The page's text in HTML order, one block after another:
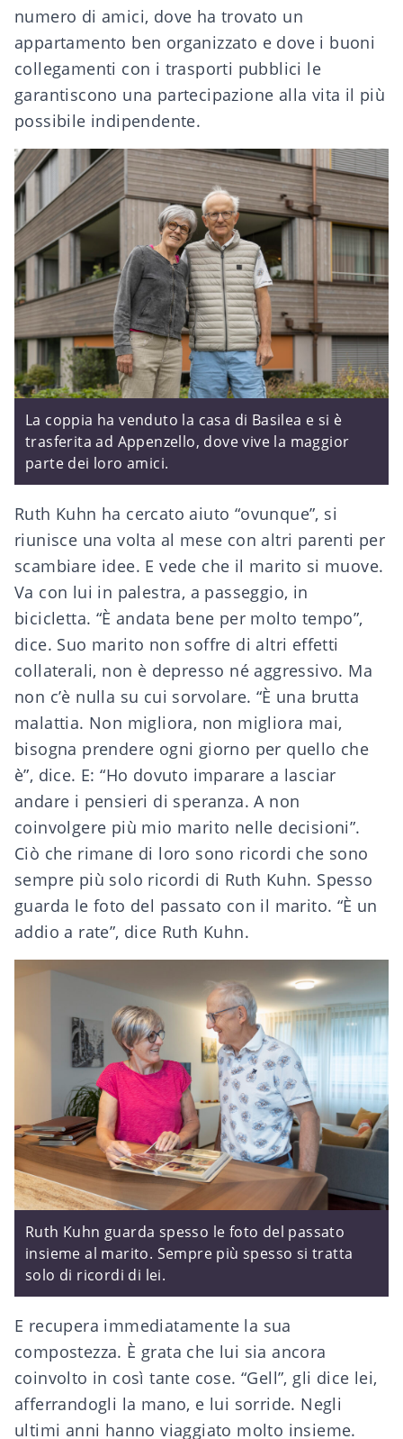
numero di amici, dove ha trovato un
appartamento ben organizzato e dove i buoni
collegamenti con i trasporti pubblici le
garantiscono una partecipazione alla vita il più
possibile indipendente.
La coppia ha venduto la casa di Basilea e si è
trasferita ad Appenzello, dove vive la maggior
parte dei loro amici.
Ruth Kuhn ha cercato aiuto “ovunque”, si
riunisce una volta al mese con altri parenti per
scambiare idee. E vede che il marito si muove.
Va con lui in palestra, a passeggio, in
bicicletta. “È andata bene per molto tempo”,
dice. Suo marito non soffre di altri effetti
collaterali, non è depresso né aggressivo. Ma
non c’è nulla su cui sorvolare. “È una brutta
malattia. Non migliora, non migliora mai,
bisogna prendere ogni giorno per quello che
è”, dice. E: “Ho dovuto imparare a lasciar
andare i pensieri di speranza. A non
coinvolgere più mio marito nelle decisioni”.
Ciò che rimane di loro sono ricordi che sono
sempre più solo ricordi di Ruth Kuhn. Spesso
guarda le foto del passato con il marito. “È un
addio a rate”, dice Ruth Kuhn.
Ruth Kuhn guarda spesso le foto del passato
insieme al marito. Sempre più spesso si tratta
solo di ricordi di lei.
E recupera immediatamente la sua
compostezza. È grata che lui sia ancora
coinvolto in così tante cose. “Gell”, gli dice lei,
afferrandogli la mano, e lui sorride. Negli
ultimi anni hanno viaggiato molto insieme.